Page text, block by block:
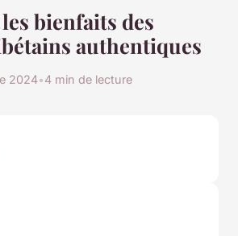
bienfaits des
authentiques
2024•4 min de lecture